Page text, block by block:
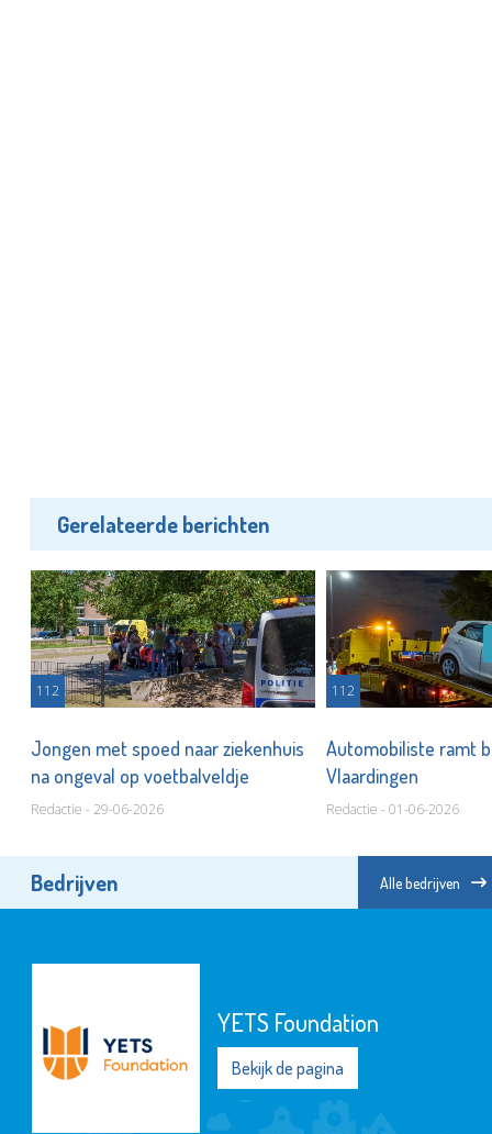
Gerelateerde berichten
112
Jongen met spoed naar ziekenhuis
na ongeval op voetbalveldje
Redactie - 29-06-2026
112
Automobiliste ramt
Vlaardingen
Redactie - 01-06-2026
Bedrijven Alle bedrijven
YETS Foundation
Bekijk de pagina